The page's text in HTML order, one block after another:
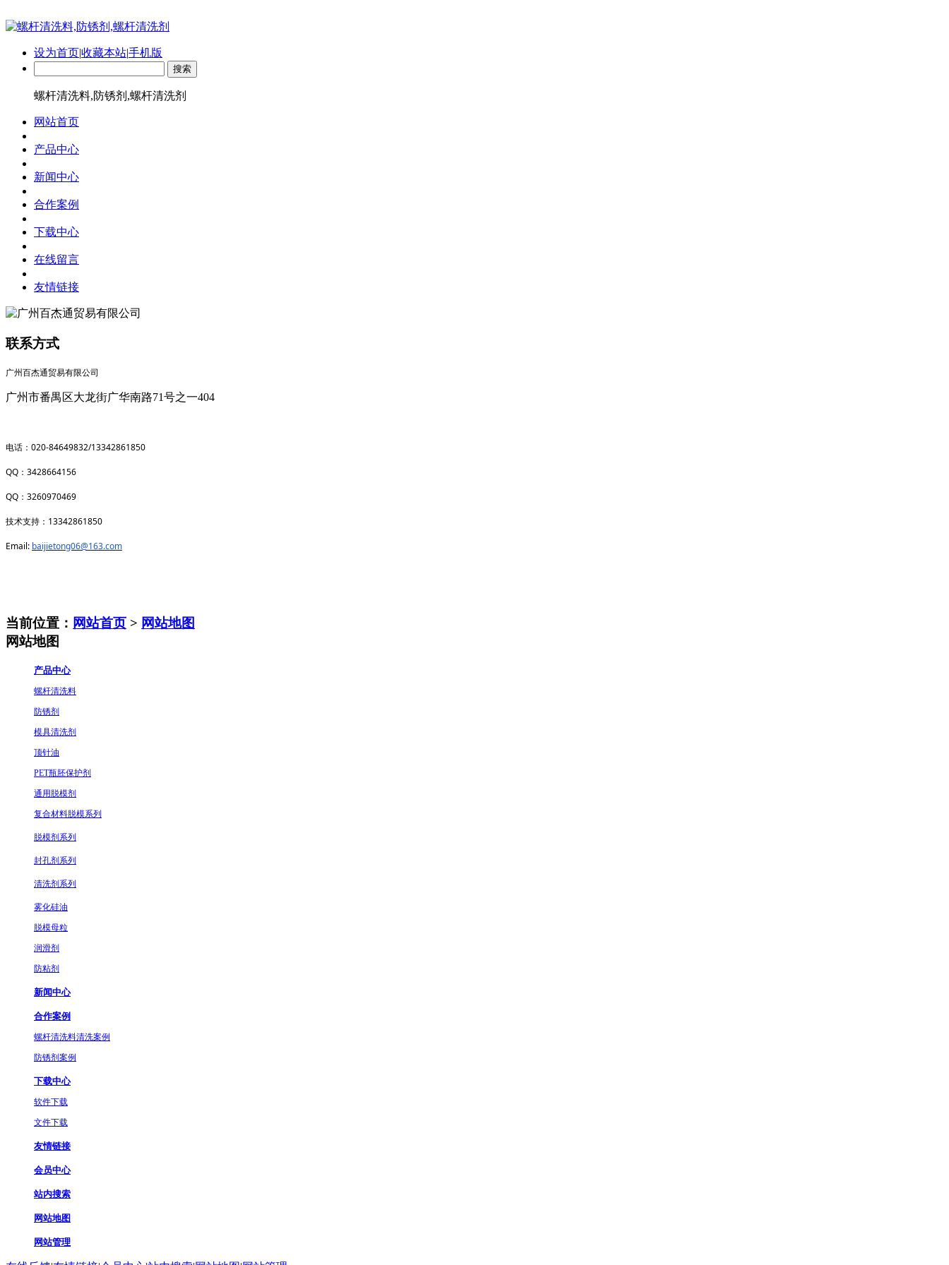
设为首页|收藏本站|手机版
螺杆清洗料,防锈剂,螺杆清洗剂
网站首页
产品中心
新闻中心
合作案例
下载中心
在线留言
友情链接
联系方式
广州百杰通贸易有限公司
广州市番禺区大龙街广华南路71号之一404
电话： 020-84649832/13342861850
QQ ： 3428664156
QQ ： 3260970469
技术支持： 13342861850
Email: baijietong06@163.com
当前位置： 网站首页 > 网站地图
网站地图
产品中心
螺杆清洗料
防锈剂
模具清洗剂
顶针油
PET瓶胚保护剂
通用脱模剂
复合材料脱模系列
脱模剂系列
封孔剂系列
清洗剂系列
雾化硅油
脱模母粒
润滑剂
防粘剂
新闻中心
合作案例
螺杆清洗料清洗案例
防锈剂案例
下载中心
软件下载
文件下载
友情链接
会员中心
站内搜索
网站地图
网站管理